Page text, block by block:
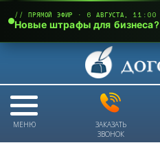
МЕНЮ
ЗАКАЗАТЬ
ЗВОНОК
// ПРЯМОЙ ЭФИР · 6 АВГУСТА, 11:00
Новые штрафы для бизнеса?